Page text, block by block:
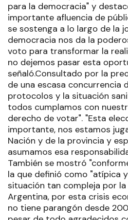
para la democracia" y
importante afluencia de
se sostenga a lo largo de la
democracia nos da la
voto para transformar la
no dejemos pasar esta
señaló.Consultado por la
de una escasa concurrencia
protocolos y la situación
todos cumplamos con
derecho de votar". "Esta
importante, nos estamos
Nación y de la provincia y
asumamos esa
También se mostró
la que definió como "atípica
situación tan compleja por
Argentina, por esta crisis
no tiene parangón desde